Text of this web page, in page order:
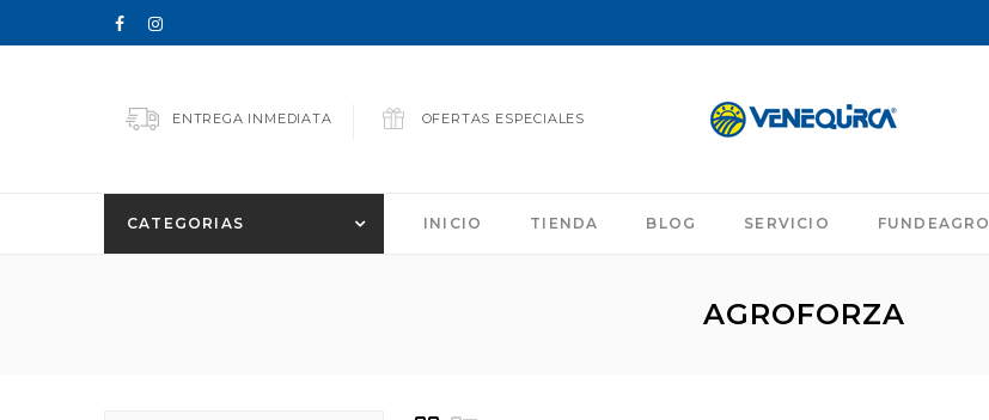
ENTREGA INMEDIATA OFERTAS ESPECIALES
CATEGORIAS INICIO TIENDA BLOG SERVICIO FUNDEAGRO
AGROFORZA